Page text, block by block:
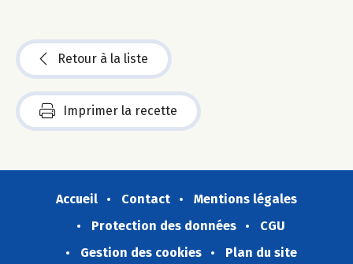
Retour à la liste
Imprimer la recette
Accueil Contact
Mentions légales
Protection des données
CGU
Gestion des cookies
Plan du site